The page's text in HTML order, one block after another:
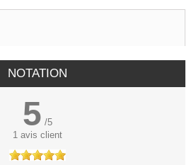
NOTATION
5 /5
1 avis client